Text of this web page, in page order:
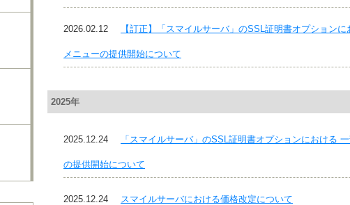
2026.02.12 【訂正】「スマイルサーバ」のSSL証明書オプション
メニューの提供開始について
2025年
2025.12.24 「スマイルサーバ」のSSL証明書オプションにおける
の提供開始について
2025.12.24 スマイルサーバにおける価格改定について